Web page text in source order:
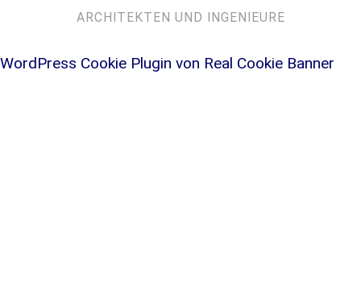
ARCHITEKTEN UND INGENIEURE
WordPress Cookie Plugin von Real Cookie Banner